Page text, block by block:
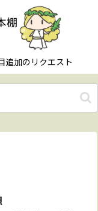
棚
追加のリクエスト